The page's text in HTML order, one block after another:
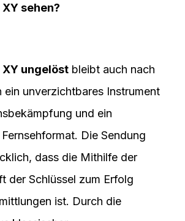
sehen?
ungelöst bleibt auch nach
ein unverzichtbares Instrument
und ein
Die Sendung
dass die Mithilfe der
der Schlüssel zum Erfolg
ist. Durch die